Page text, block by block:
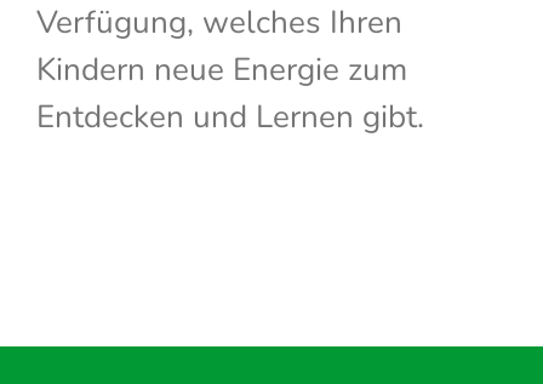
Verfügung, welches Ihren
Kindern neue Energie zum
Entdecken und Lernen gibt.